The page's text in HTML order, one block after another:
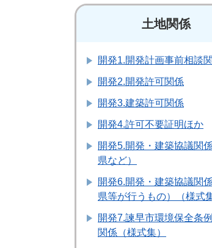
土地関係
開発1.開発計画事前相談
開発2.開発許可関係
開発3.建築許可関係
開発4.許可不要証明ほか
開発5.開発・建築協議関
県など）
開発6.開発・建築協議関
県等が行うもの）（様式
開発7.諫早市環境保全条
関係（様式集）